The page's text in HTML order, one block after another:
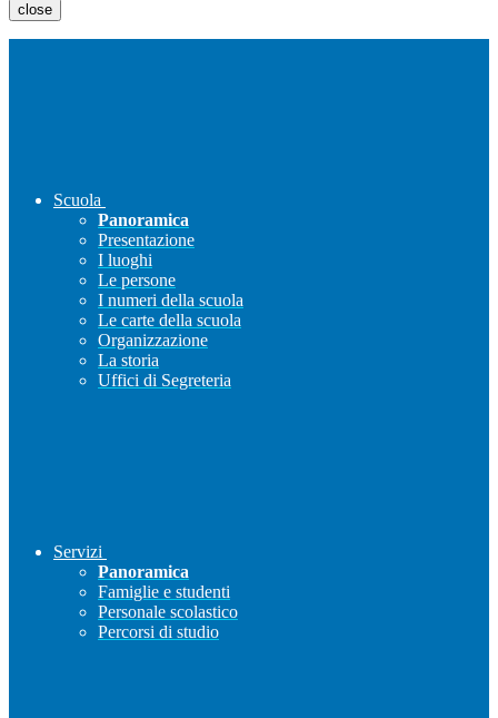
close
Scuola
Panoramica
Presentazione
I luoghi
Le persone
I numeri della scuola
Le carte della scuola
Organizzazione
La storia
Uffici di Segreteria
Servizi
Panoramica
Famiglie e studenti
Personale scolastico
Percorsi di studio